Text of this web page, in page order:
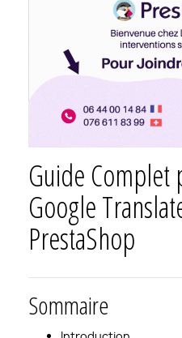
Guide
Google
PrestaShop
Sommaire